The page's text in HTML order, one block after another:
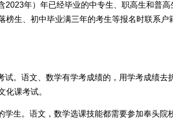
2023年）年已经毕业的中专生、职高生和普高
榜生、初中毕业满三年的考生等报名时联系户
。语文、数学有学考成绩的，用学考成绩去
化课考试。
学生。语文，数学选课技能都需要参加奉头院